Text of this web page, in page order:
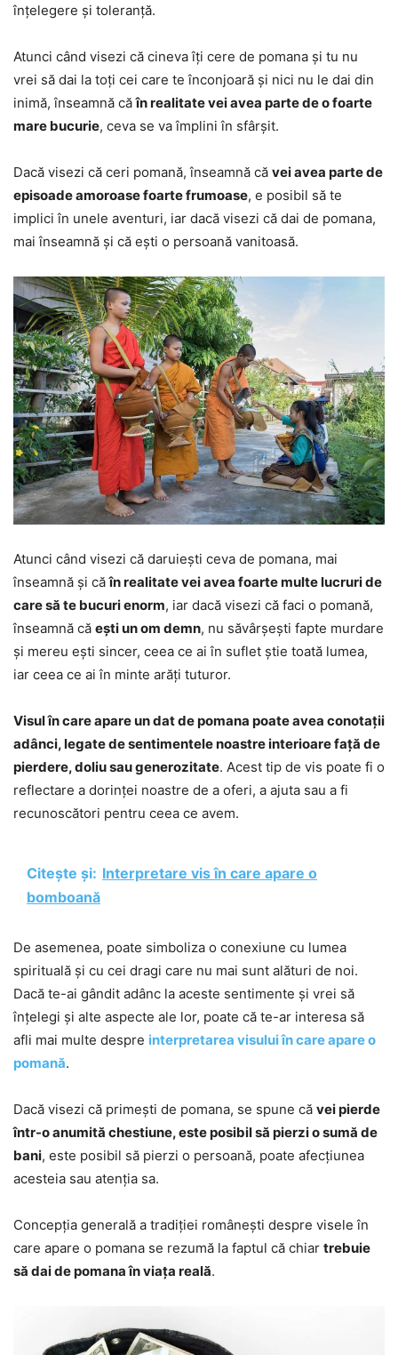
înțelegere și toleranță.
Atunci când visezi că cineva îți cere de pomana și tu nu
vrei să dai la toți cei care te înconjoară și nici nu le dai din
inimă, înseamnă căîn realitate vei avea parte de o foarte
mare bucurie, ceva se va împlini în sfârșit.
Dacă visezi că ceri pomană, înseamnă că vei avea parte de
episoade amoroase foarte frumoase, e posibil să te
implici în unele aventuri, iar dacă visezi că dai de pomana,
mai înseamnă și că ești o persoană vanitoasă.
Atunci când visezi că daruiești ceva de pomana, mai
înseamnă și căîn realitate vei avea foarte multe lucruri de
care să te bucuri enorm, iar dacă visezi că faci o pomană,
înseamnă că ești un om demn, nu săvârșești fapte murdare
și mereu ești sincer, ceea ce ai în suflet știe toată lumea,
iar ceea ce ai în minte arăți tuturor.
Visul în care apare un dat de pomana poate avea conotații
adânci, legate de sentimentele noastre interioare față de
pierdere, doliu sau generozitate. Acest tip de vis poate fi o
reflectare a dorinței noastre de a oferi, a ajuta sau a fi
recunoscători pentru ceea ce avem.
Citește și: Interpretare vis în care apare o
bomboană
De asemenea, poate simboliza o conexiune cu lumea
spirituală și cu cei dragi care nu mai sunt alături de noi.
Dacă te-ai gândit adânc la aceste sentimente și vrei să
înțelegi și alte aspecte ale lor, poate că te-ar interesa să
afli mai multe despre interpretarea visului în care apare o
pomană.
Dacă visezi că primești de pomana, se spune că vei pierde
într-o anumită chestiune, este posibil să pierzi o sumă de
bani, este posibil să pierzi o persoană, poate afecțiunea
acesteia sau atenția sa.
Concepția generală a tradiției românești despre visele în
care apare o pomana se rezumă la faptul că chiar trebuie
să dai de pomana în viața reală.